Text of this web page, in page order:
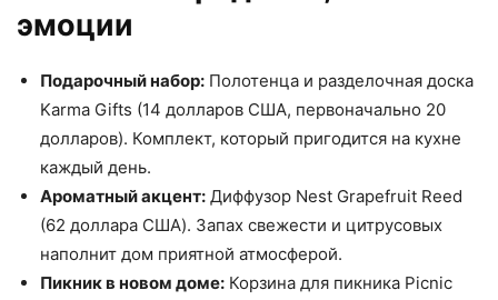
эмоции
Подарочный набор: Полотенца и разделочная доска
Karma Gifts (14 долларов США, первоначально 20
долларов). Комплект, который пригодится на кухне
каждый день.
Ароматный акцент: Диффузор Nest Grapefruit Reed
(62 доллара США). Запах свежести и цитрусовых
наполнит дом приятной атмосферой.
Пикник в новом доме: Корзина для пикника Picnic